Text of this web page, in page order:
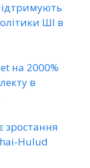
ШІ в
на 2000%
в
зростання
Hulud